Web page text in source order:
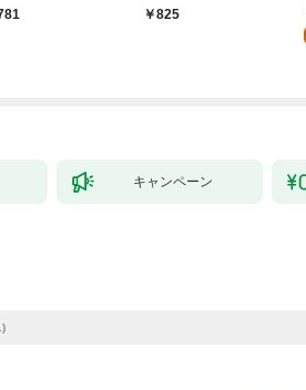
不人気の支援魔術
本版】 1巻
825
キャンペーン